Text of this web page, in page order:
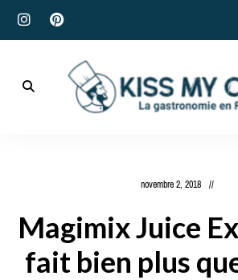
novembre 2, 2018
Magimix Juice
fait bien plus